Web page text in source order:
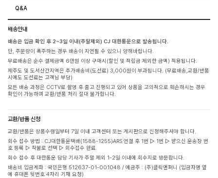
Q&A
배송안내
배송은 입금 확인 후 2~3일 이내(주말제외) CJ 대한통운으로 발송됩니다.
단, 주문량이 폭주하는 경우 배송이 지연될 수 있으니 양해바랍니다.
무료배송은 순수 결제금액 6만원 이상 구매시(할인 및 적립금 제외한 금액) 적용됩니다.
제주도 및 도서산간지역은 추가배송비(도선료) 3,000원이 부과됩니다. (무료배송,교환/반품
시에도 도선료는 고객님 부담)
모든 배송 과정은 CCTV로 촬영 후 출고 진행되고 있어 상품을 고의적으로 훼손하시는 경우
확인이 가능하며 교환/반품 처리 절대 불가합니다.
교환/반품 신청
교환/반품은 상품수령일부터 7일 이내 고객센터 또는 게시판으로 신청해주셔야 합니다.
회수 접수 방법 : CJ대한통운택배(1588-1255)ARS 연결 후 1번 ▷ 1번 ▷ 받으신 운송장 번
호 등록 ▷ 착불로 선택 ▷ 회수접수 완료
회수 접수 후 대한통운 담당 기사가 주말 제외 1-2일 이내에 회수지로 방문합니다.
배송비 입금계좌 : 국민은행 512637-01-001048 / 예금주 : (주)클릭앤퍼니 (입금자명 옆
에 휴대폰 뒷번호 4자리 기재 요청)